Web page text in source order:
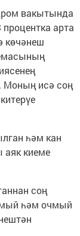
вакытында
арта
көчәнеш
Моның исә соң
һәм кан
аяк киеме
соң
һәм очмый